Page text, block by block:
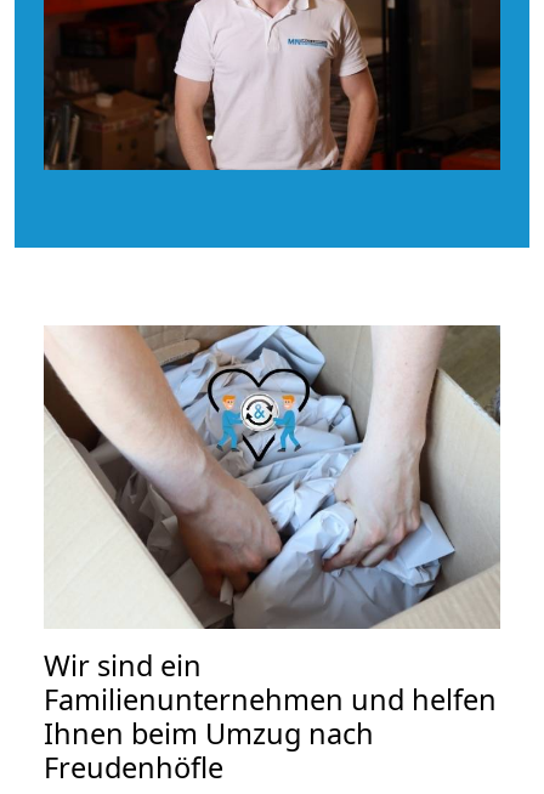
Wir sind ein
Familienunternehmen und helfen
Ihnen beim Umzug nach
Freudenhöfle